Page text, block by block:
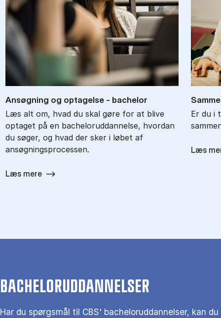
An­søg­ning og op­ta­gel­se - ba­chel­or
Læs alt om, hvad du skal gøre for at blive
optaget på en bacheloruddannelse, hvordan
du søger, og hvad der sker i løbet af
ansøgningsprocessen.
Læs mere
Er du i
Læs
BACHELORUDDANNELSER
Har du spørgsmål til CBS' bacheloruddannelser, kan du